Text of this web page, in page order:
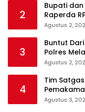
2
Bupati
Raperda
Agustus 2,
3
Buntut
Polres
Agustus 2,
4
Tim
Agustus 3,